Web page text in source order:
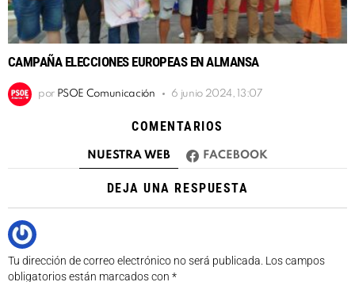
CAMPAÑA ELECCIONES EUROPEAS EN ALMANSA
por PSOE Comunicación 6 junio 2024, 13:07
COMENTARIOS
NUESTRA WEB FACEBOOK
DEJA UNA RESPUESTA
Tu dirección de correo electrónico no será publicada. Los campos
obligatorios están marcados con *